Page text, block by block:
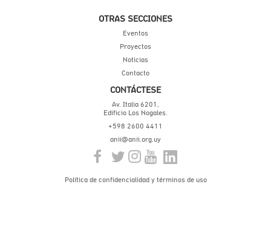
OTRAS SECCIONES
Eventos
Proyectos
Noticias
Contacto
CONTÁCTESE
Av. Italia 6201,
Edificio Los Nogales.
+598 2600 4411
anii@anii.org.uy
Política de confidencialidad y términos de uso